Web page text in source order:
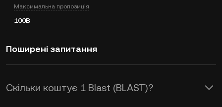
Максимальна пропозиція
100B
Поширені запитання
Скільки коштує 1 Blast (BLAST)?